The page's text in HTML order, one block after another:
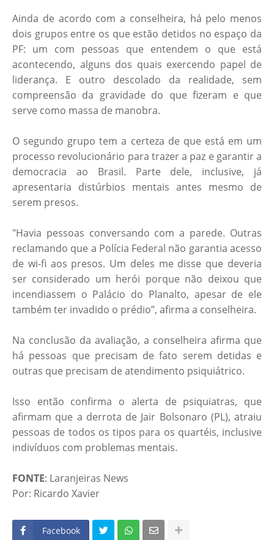
Ainda de acordo com a conselheira, há pelo menos
dois grupos entre os que estão detidos no espaço da
PF: um com pessoas que entendem o que está
acontecendo, alguns dos quais exercendo papel de
liderança. E outro descolado da realidade, sem
compreensão da gravidade do que fizeram e que
serve como massa de manobra.
O segundo grupo tem a certeza de que está em um
processo revolucionário para trazer a paz e garantir a
democracia ao Brasil. Parte dele, inclusive, já
apresentaria distúrbios mentais antes mesmo de
serem presos.
"Havia pessoas conversando com a parede. Outras
reclamando que a Polícia Federal não garantia acesso
de wi-fi aos presos. Um deles me disse que deveria
ser considerado um herói porque não deixou que
incendiassem o Palácio do Planalto, apesar de ele
também ter invadido o prédio”, afirma a conselheira.
Na conclusão da avaliação, a conselheira afirma que
há pessoas que precisam de fato serem detidas e
outras que precisam de atendimento psiquiátrico.
Isso então confirma o alerta de psiquiatras, que
afirmam que a derrota de Jair Bolsonaro (PL), atraiu
pessoas de todos os tipos para os quartéis, inclusive
indivíduos com problemas mentais.
FONTE: Laranjeiras News
Por: Ricardo Xavier
Facebook